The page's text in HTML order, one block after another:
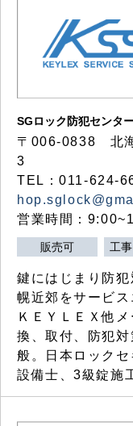
SGロック防犯センタ
〒006-0838 北
3
TEL：011-624-
営業時間：
販売可 工
鍵にはじまり防
幌近郊をサービス
ＫＥＹＬＥＸ他
換、取付、防犯
般。日本ロック
設備士、3級錠施